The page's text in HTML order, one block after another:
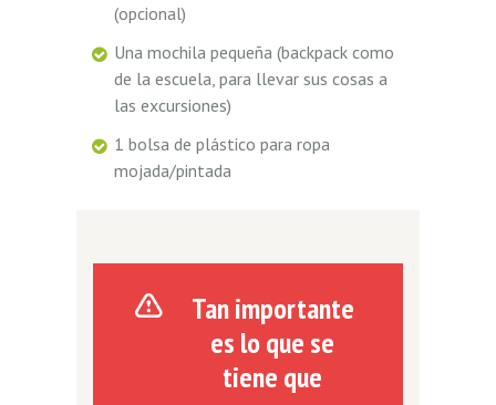
(opcional)
Una mochila pequeña (backpack como
de la escuela, para llevar sus cosas a
las excursiones)
1 bolsa de plástico para ropa
mojada/pintada
Tan importante
es lo que se
tiene que